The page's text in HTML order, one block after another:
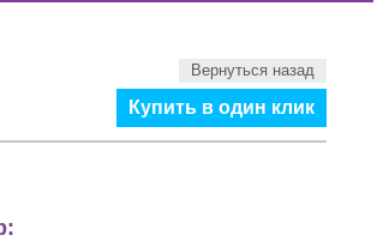
Вернуться назад
Купить в один клик